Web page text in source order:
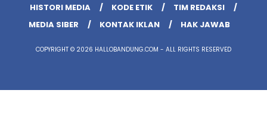
HISTORI MEDIA KODE ETIK
TIM REDAKSI
MEDIA SIBER
KONTAK IKLAN HAK JAWAB
COPYRIGHT © 2026 HALLOBANDUNG.COM - ALL RIGHTS RESERVED